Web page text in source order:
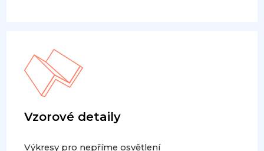
Vzorové detaily
Výkresy pro nepříme osvětlení